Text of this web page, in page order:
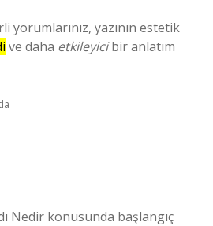
yorumlarınız, yazının estetik
ve daha etkileyicibir anlatım
Nedir konusunda başlangıç